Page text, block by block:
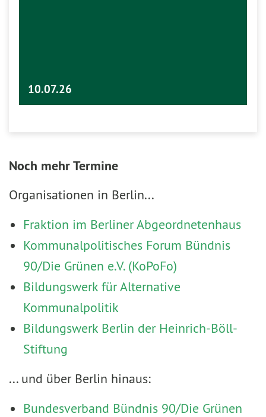
10.07.26
Noch mehr Termine
Organisationen in Berlin...
Fraktion im Berliner Abgeordnetenhaus
Kommunalpolitisches Forum Bündnis
90/Die Grünen e.V. (KoPoFo)
Bildungswerk für Alternative
Kommunalpolitik
Bildungswerk Berlin der Heinrich-Böll-
Stiftung
... und über Berlin hinaus:
Bundesverband Bündnis 90/Die Grünen